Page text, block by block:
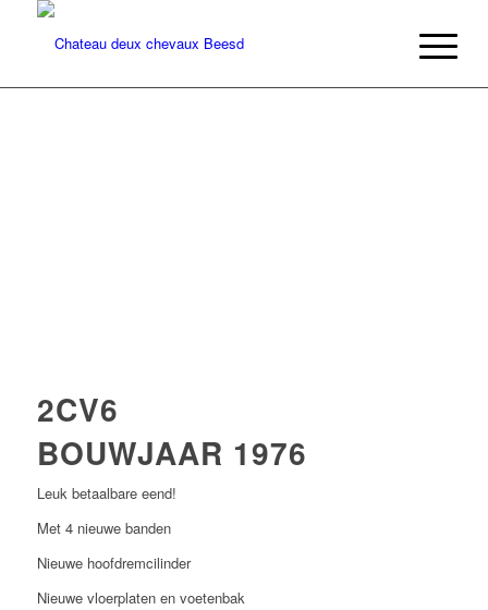
2CV6
BOUWJAAR 1976
Leuk betaalbare eend!
Met 4 nieuwe banden
Nieuwe hoofdremcilinder
Nieuwe vloerplaten en voetenbak